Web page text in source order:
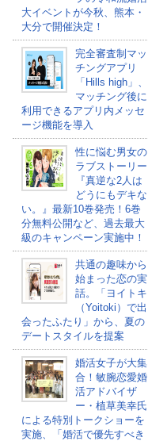
大イベントが今秋、熊本・
大分で開催決定！
完全審査制マッ
チングアプリ
「Hills high」、
マッチング後に
利用できるアプリ内メッセ
ージ機能を導入
性に悩む男女の
ラブストーリー
『真逆な2人は
どうにもデキな
い。』最新10巻発売！6巻
分無料公開など、過去最大
級のキャンペーン実施中！
共通の趣味から
始まった恋の実
話。「ヨイトキ
（Yoitoki）で出
会ったふたり」から、夏の
デートスタイルを提案
婚活女子が大集
合！敏腕恋愛婚
活アドバイザ
ー・植草美幸氏
による特別トークショーを
実施、「婚活で優先すべき